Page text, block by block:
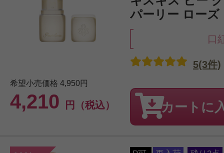
パーリー ローズ
口
希望小売価格 4,950円
4,210 円（税込）
5(3件)
カートに